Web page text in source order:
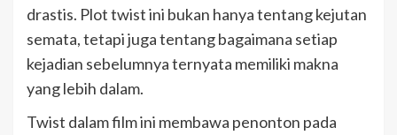
drastis. Plot twist ini bukan hanya tentang kejutan
semata, tetapi juga tentang bagaimana setiap
kejadian sebelumnya ternyata memiliki makna
yang lebih dalam.
Twist dalam film ini membawa penonton pada